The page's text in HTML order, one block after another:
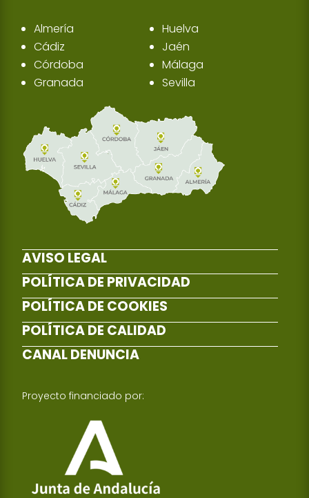
Almería
Cádiz
Córdoba
Granada
Huelva
Jaén
Málaga
Sevilla
AVISO LEGAL
POLÍTICA DE PRIVACIDAD
POLÍTICA DE COOKIES
POLÍTICA DE CALIDAD
CANAL DENUNCIA
Proyecto financiado por: